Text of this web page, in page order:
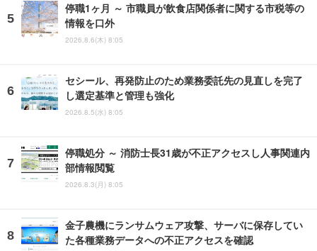
停職1ヶ月 ～ 市職員が飲食店関係者に関する市税等の
情報を口外
2026.8.6(木) 8:05
セシール、再発防止のため業務委託先の見直しを完了
し選定基準と管理も強化
2026.8.5(水) 8:05
停職処分 ～ 消防士長31歳が不正アクセスし人事関連内
部情報閲覧
2026.8.3(月) 8:05
金子農機にランサムウェア攻撃、サーバに保存してい
た各種業務データへの不正アクセスを確認